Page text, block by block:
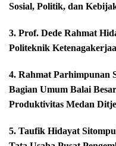
Sosial, Politik, dan
3. Prof. Dede Rahmat
Politeknik
4. Rahmat Parhimpunan
Bagian Umum Balai
Produktivitas Medan
5. Taufik Hidayat